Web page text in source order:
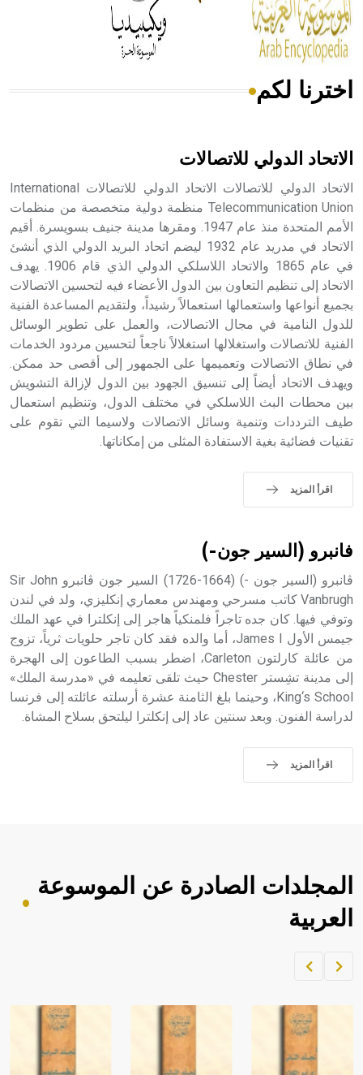
أجود أنواعه، ويمتاز بكبر الحجم ويسمى الش
هل تعلم أن الأبسيد كلمة فرنسية اللفظ تم اعتمادها مصطلحاً
- هل تعلم أن أبجر Abgar اسم معروف جيداً يعود إلى عدد من
الملوك الذين حكموا مدينة إديسا (الرها) من أبجر الأول وحتى
التاسع، وهم ينتسبون إلى أسرة أوسروين
- هل تعلم أن الأبجدية الكنعانية تتألف من /22/ علامة كتابية
sign تكتب منفصلة غير متصلة، وتعتمد المبدأ الأكوروفوني،
حيث تقتصر القيمة الصوتية للعلامة الك
اخترنا لكم
الاتحاد الدولي للاتصالات
الاتحاد الدولي للاتصالات الاتحاد الدولي للاتصالات International
Telecommunication Union منظمة دولية متخصصة من منظمات
الأمم المتحدة منذ عام 1947. ومقرها مدينة جنيف بسويسرة. أقيم
الاتحاد في مدريد عام 1932 ليضم اتحاد البريد الدولي الذي أنشئ
في عام 1865 والاتحاد اللاسلكي الدولي الذي قام 1906. يهدف
الاتحاد إلى تنظيم التعاون بين الدول الأعضاء فيه لتحسين الاتصالات
بجميع أنواعها واستعمالها استعمالاً رشيداً، ولتقديم المساعدة الفنية
للدول النامية في مجال الاتصالات، والعمل على تطوير الوسائل
الفنية للاتصالات واستغلالها استغلالاً ناجعاً لتحسين مردود الخدمات
في نطاق الاتصالات وتعميمها على الجمهور إلى أقصى حد ممكن.
ويهدف الاتحاد أيضاً إلى تنسيق الجهود بين الدول لإزالة التشويش
بين محطات البث اللاسلكي في مختلف الدول، وتنظيم استعمال
طيف الترددات وتنمية وسائل الاتصالات ولاسيما التي تقوم على
تقنيات فضائية بغية الاستفادة المثلى من إمكاناتها.
اقرأ المزيد
فانبرو (السير جون-)
ڤانبرو (السير جون -) (1664-1726) السير جون ڤانبرو Sir John
Vanbrugh كاتب مسرحي ومهندس معماري إنكليزي، ولد في لندن
وتوفي فيها. كان جده تاجراً فلمنكياً هاجر إلى إنكلترا في عهد الملك
جيمس الأول James I، أما والده فقد كان تاجر حلويات ثرياً، تزوج
من عائلة كارلتون Carleton، اضطر بسبب الطاعون إلى الهجرة
إلى مدينة تشِستر Chester حيث تلقى تعليمه في «مدرسة الملك»
King‘s School، وحينما بلغ الثامنة عشرة أرسلته عائلته إلى فرنسا
لدراسة الفنون. وبعد سنتين عاد إلى إنكلترا ليلتحق بسلاح المشاة.
اقرأ المزيد
المجلدات الصادرة عن الموسوعة
العربية